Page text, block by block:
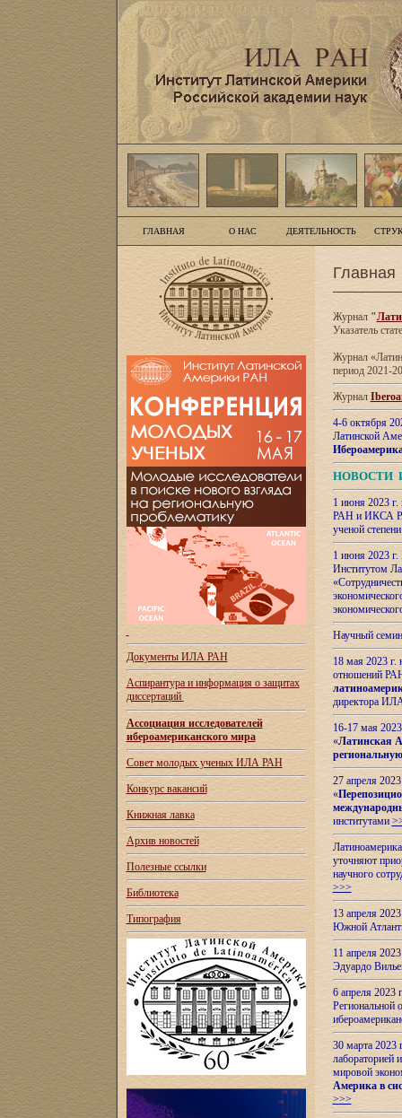
ГЛАВНАЯ О НАС ДЕЯТЕЛЬНОСТЬ
Документы ИЛА РАН
Аспирантура и информация о защитах
диссертаций
Ассоциация исследователей
ибероамериканского мира
Совет молодых ученых ИЛА РАН
Конкурс вакансий
Книжная лавка
Архив новостей
Полезные ссылки
Библиотека
Типография
Главная
Журнал"
Указатель
Журнал
период 2021-
Журнал
4-6 октября
Латинской
НОВОСТИ
1 июня 2023
РАН и ИКСА
ученой
1 июня 2023
Институтом
Научный
18 мая 2023
отношений
директора
16-17 мая
«Латинская
27 апреля
«
институтами
уточняют
научного
>>>
13 апреля
Южной
11 апреля
Эдуардо
6 апреля
Региональной
30 марта 2023
лабораторией
мировой
Америка в
>>>